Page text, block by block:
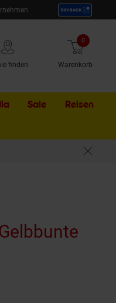
finden Warenkorb
0 Artikel
Sale Externer
Reisen